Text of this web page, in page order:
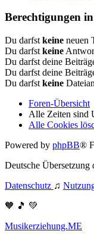
Berechtigungen
Du darfst keine neuen
Du darfst keine
Du darfst deine
Du darfst deine
Du darfst keine
Foren-Übersicht
Alle Zeiten sind
Alle Cookies
Powered by phpBB®
Deutsche Übersetzung
Datenschutz ♫
🧡 🎵 💚
Musikerziehung.ME